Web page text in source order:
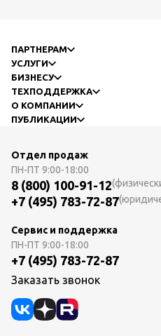
ПАРТНЕРАМ
УСЛУГИ
БИЗНЕСУ
ТЕХПОДДЕРЖКА
О КОМПАНИИ
ПУБЛИКАЦИИ
Отдел продаж
ПН-ПТ 9:00-18:00
8 (800) 100-91-12
+7 (495) 783-72-87
Сервис и поддержка
ПН-ПТ 9:00-18:00
+7 (495) 783-72-87
Заказать звонок